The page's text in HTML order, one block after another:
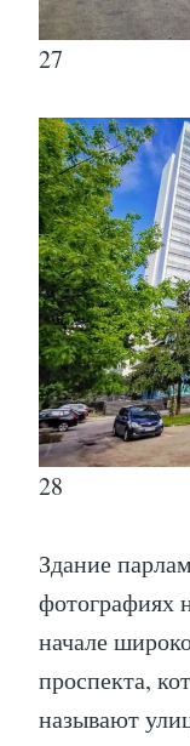
27
28
Здание
фотографиях
начале
проспекта,
называют